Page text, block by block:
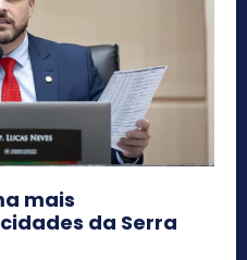
mais
da Serra